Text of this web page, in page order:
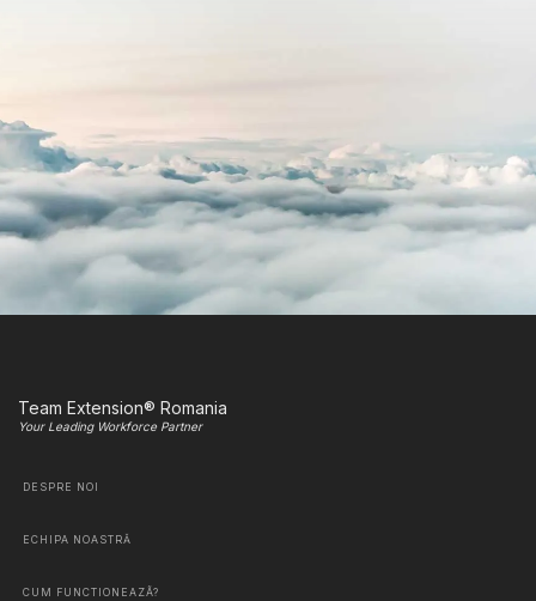
Team Extension® Romania
Your Leading Workforce Partner
DESPRE NOI
ECHIPA NOASTRĂ
CUM FUNCTIONEAZÃ?